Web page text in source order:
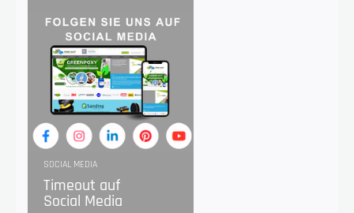
SOCIAL MEDIA
Timeout auf
Social Media